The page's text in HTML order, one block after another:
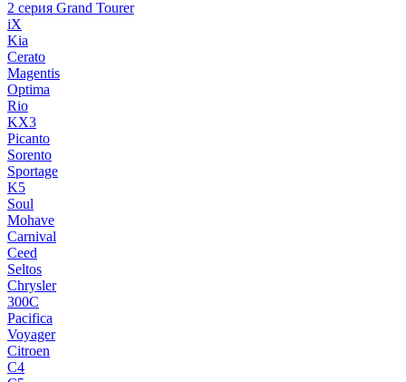
2 серия Grand Tourer
iX
Kia
Cerato
Magentis
Optima
Rio
KX3
Picanto
Sorento
Sportage
K5
Soul
Mohave
Carnival
Ceed
Seltos
Chrysler
300C
Pacifica
Voyager
Citroen
C4